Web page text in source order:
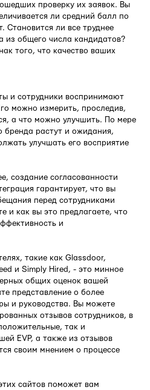
проверку их заявок. Вы
ли средний балл по
Становится ли все труднее
из общего числа кандидатов?
того, что качество ваших
и сотрудники воспринимают
можно измерить, проследив,
а что можно улучшить. По мере
бренда растут и ожидания,
улучшать его восприятие
создание согласованности
гарантирует, что вы
перед сотрудниками
и как вы это предлагаете, что
и
такие как Glassdoor,
и Simply Hired, - это минное
общих оценок вашей
представление о более
и руководства. Вы можете
отзывов сотрудников, в
так и
EVP, а также из отзывов
своим мнением о процессе
сайтов поможет вам